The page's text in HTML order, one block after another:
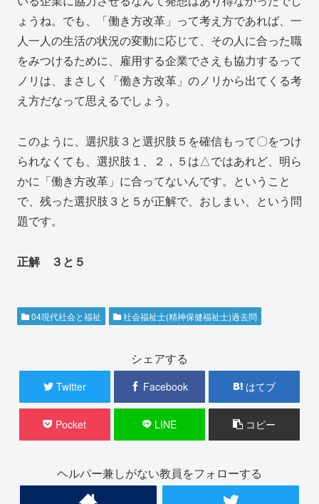
ょうね。でも、「働き方改革」って考え方であれば、一
人一人の生活の状況の変動に応じて、その人に合った職
をみつけるために、雇用する企業でさえも協力するって
ノリは、まさしく「働き方改革」のノリから出てくる考
え方だなって思えるでしょう。
このように、選択肢３と選択肢５を確信もって〇をつけ
られなくても、選択肢１、２，５は△ではあれど、明ら
かに「働き方改革」に合ってないんです。ということ
で、残った選択肢３と５が正解で、おしまい、という問
題です。
正解 ３と５
04現代社会と福祉 社会福祉士(精神保健福祉士)過去問
シェアする
Twitter Facebook はてブ
Pocket LINE コピー
ヘルパー兼しがない教員をフォローする